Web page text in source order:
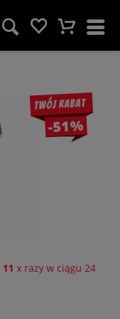
Twój rabat
-51%
11 x razy w ciągu 24